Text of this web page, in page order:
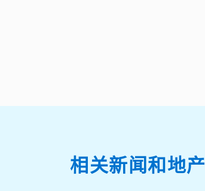
相关新闻和地产